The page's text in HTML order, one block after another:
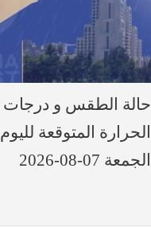
حالة الطقس و درجات
الحرارة المتوقعة لليوم
الجمعة 07-08-2026